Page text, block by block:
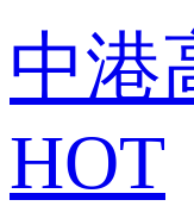
中港
HOT